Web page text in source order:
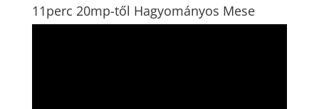
11perc 20mp-től Hagyományos Mese